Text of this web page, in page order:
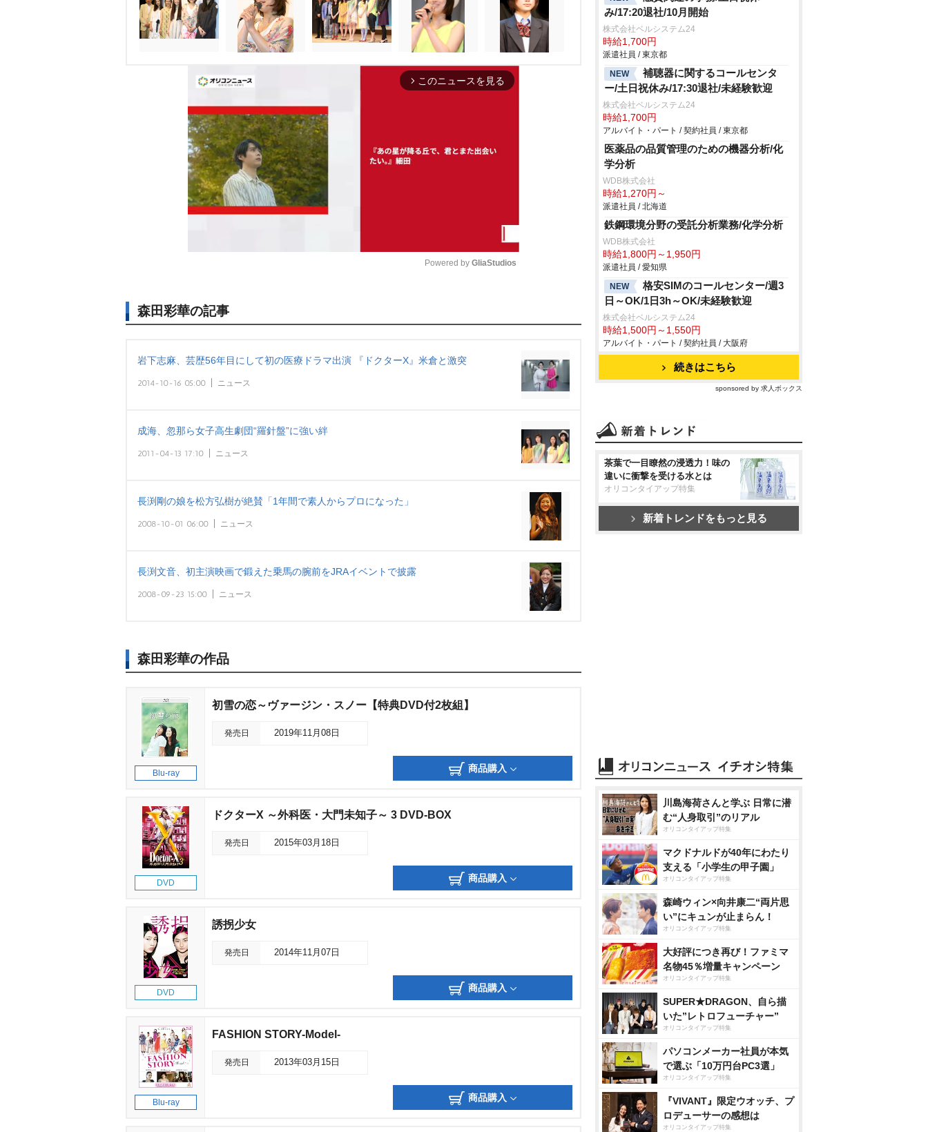
arrow_forward_ios このニュースを見る
u
e
Powered by GliaStudios
森田彩華の記事
下志麻、芸歴56年目にして初の医療ドラマ出演 『ドクターX』米倉と激突
2014-10-16 05:00 ニュース
成海、忽那ら女子高生劇団“羅針盤”に強い絆
2011-04-13 17:10 ニュース
長渕剛の娘を松方弘樹が絶賛「1年間で素人からプロになった」
2008-10-01 06:00 ニュース
長渕文音、初主演映画で鍛えた乗馬の腕前をJRAイベントで披露
2008-09-23 15:00 ニュース
森田彩華の作品
Blu-ray
初雪の恋～ヴァージン・スノー【特典DVD付2枚組】
発売日 2019年11月08日
商品購入
DVD
ドクターX ～外科医・大門未知子～ 3 DVD-BOX
発売日 2015年03月18日
商品購入
DVD
誘拐少女
発売日 2014年11月07日
商品購入
Blu-ray
FASHION STORY-Model-
発売日 2013年03月15日
商品購入
み/17:20退社/10月開始
株式会社ベルシステム24
時給1,700円
派遣社員 / 東京都
NEW
補聴器に関するコールセンタ
ー/土日祝休み/17:30退社/未経験歓迎
株式会社ベルシステム24
時給1,700円
アルバイト・パート / 契約社員 / 東京都
医薬品の品質管理のための機器分析/化
学分析
WDB株式会社
時給1,270円～
派遣社員 / 北海道
鉄鋼環境分野の受託分析業務/化学分析
WDB株式会社
時給1,800円～1,950円
派遣社員 / 愛知県
NEW
格安SIMのコールセンター/週3
日～OK/1日3h～OK/未経験歓迎
株式会社ベルシステム24
時給1,500円～1,550円
アルバイト・パート / 契約社員 / 大阪府
続きはこちら
sponsored by 求人ボックス
茶葉で一目瞭然の浸透力！味の
違いに衝撃を受ける水とは
オリコンタイアップ特集
新着トレンドをもっと見る
川島海荷さんと学ぶ 日常に潜
む“人身取引”のリアル
オリコンタイアップ特集
マクドナルドが40年にわたり
支える「小学生の甲子園」
オリコンタイアップ特集
森崎ウィン×向井康二“両片思
い”にキュンが止まらん！
オリコンタイアップ特集
大好評につき再び！ファミマ
名物45％増量キャンペーン
オリコンタイアップ特集
SUPER★DRAGON、自ら描
いた”レトロフューチャー”
オリコンタイアップ特集
パソコンメーカー社員が本気
で選ぶ「10万円台PC3選」
オリコンタイアップ特集
『VIVANT』限定ウオッチ、プ
ロデューサーの感想は
オリコンタイアップ特集